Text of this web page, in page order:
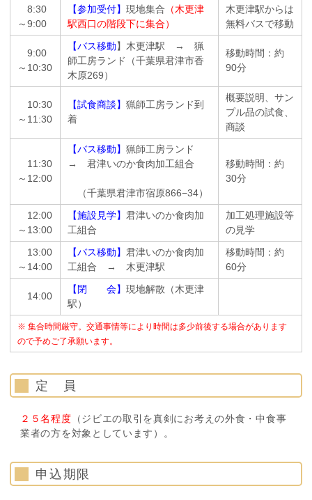
8:30
～9:00
【参加受付】現地集合 （木更津
駅西口の階段下に集合）
木更津駅からは
無料バスで移動
9:00
～10:30
【バス移動】木更津駅 → 猟
師工房ランド（千葉県君津市香
木原269）
移動時間：約
90分
10:30
～11:30
【試食商談】猟師工房ランド到
着
概要説明、サン
プル品の試食、
商談
11:30
～12:00
【バス移動】猟師工房ランド
→ 君津いのか食肉加工組合
（千葉県君津市宿原866−34）
移動時間：約
30分
12:00
～13:00
【施設見学】 君津いのか食肉加
工組合
加工処理施設等
の見学
13:00
～14:00
【バス移動】 君津いのか食肉加
工組合 → 木更津駅
移動時間：約
60分
14:00
【閉 会】現地解散（木更津
駅）
※ 集合時間厳守。交通事情等により時間は多少前後する場合があります
ので予めご了承願います。
定 員
２５名程度 （ジビエの取引を真剣にお考えの外食・中食事
業者の方を対象としています）。
申込期限